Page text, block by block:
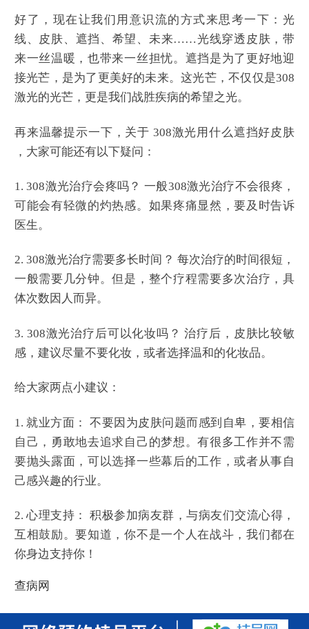
好了，现在让我们用意识流的方式来思考一下：光
线、皮肤、遮挡、希望、未来……光线穿透皮肤，带
来一丝温暖，也带来一丝担忧。遮挡是为了更好地迎
接光芒，是为了更美好的未来。这光芒，不仅仅是308
激光的光芒，更是我们战胜疾病的希望之光。
再来温馨提示一下，关于 308激光用什么遮挡好皮肤
，大家可能还有以下疑问：
1. 308激光治疗会疼吗？ 一般308激光治疗不会很疼，
可能会有轻微的灼热感。如果疼痛显然，要及时告诉
医生。
2. 308激光治疗需要多长时间？ 每次治疗的时间很短，
一般需要几分钟。但是，整个疗程需要多次治疗，具
体次数因人而异。
3. 308激光治疗后可以化妆吗？ 治疗后，皮肤比较敏
感，建议尽量不要化妆，或者选择温和的化妆品。
给大家两点小建议：
1. 就业方面： 不要因为皮肤问题而感到自卑，要相信
自己，勇敢地去追求自己的梦想。有很多工作并不需
要抛头露面，可以选择一些幕后的工作，或者从事自
己感兴趣的行业。
2. 心理支持： 积极参加病友群，与病友们交流心得，
互相鼓励。要知道，你不是一个人在战斗，我们都在
你身边支持你！
查病网